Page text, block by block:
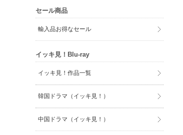
セール商品
輸入品お得なセール
イッキ見！Blu-ray
イッキ見！作品一覧
韓国ドラマ（イッキ見！）
中国ドラマ（イッキ見！）